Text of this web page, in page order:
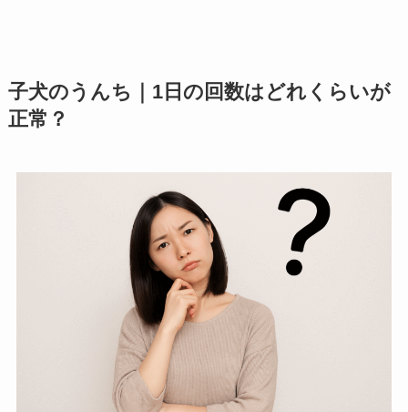
子犬のうんち｜1日の回数はどれくらいが
正常？